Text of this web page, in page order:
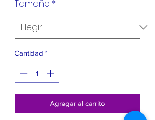
Tamaño *
Cantidad *
Agregar al carrito